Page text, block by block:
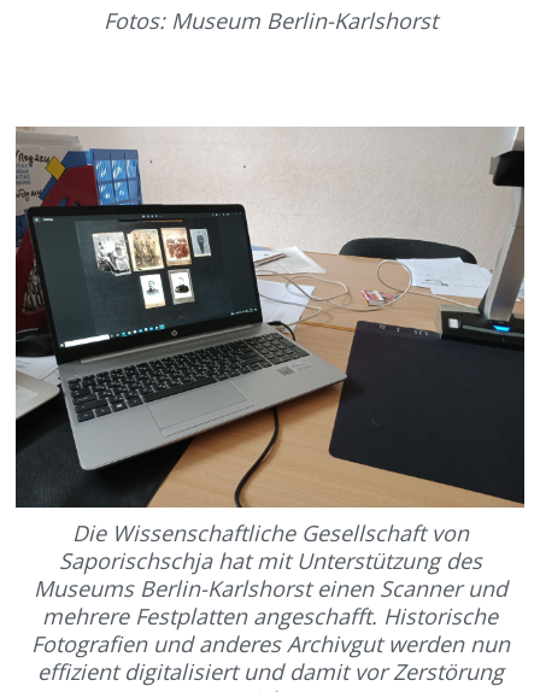
Fotos: Museum Berlin-Karlshorst
Die Wissenschaftliche Gesellschaft von
Saporischschja hat mit Unterstützung des
Museums Berlin-Karlshorst einen Scanner und
mehrere Festplatten angeschafft. Historische
Fotografien und anderes Archivgut werden nun
effizient digitalisiert und damit vor Zerstörung